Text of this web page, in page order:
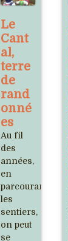
Le
Cant
al,
terre
de
rand
onné
es
Au fil
des
années,
en
parcourant
les
sentiers,
on peut
se